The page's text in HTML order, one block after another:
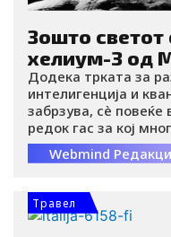
Зошто светот
хелиум-3 од
Додека трката за
интелигенција и
забрзува, сè
редок гас за кој
можел да стане
иднината хелиум-3.
Webmind
Травел